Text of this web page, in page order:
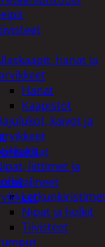
hanat ja
Hanat
Kaapistot
kaivot ja
liittimet ja
Nipat ja holkit
Tiivisteet